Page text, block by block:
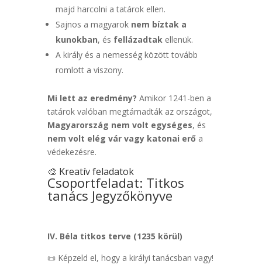
majd harcolni a tatárok ellen.
Sajnos a magyarok nem bíztak a
kunokban, és fellázadtak ellenük.
A király és a nemesség között tovább
romlott a viszony.
Mi lett az eredmény? Amikor 1241-ben a
tatárok valóban megtámadták az országot,
Magyarország nem volt egységes, és
nem volt elég vár vagy katonai erőa
védekezésre.
🎨 Kreatív feladatok
Csoportfeladat: Titkos
tanács Jegyzőkönyve
IV. Béla titkos terve (1235 körül)
📜 Képzeld el, hogy a királyi tanácsban vagy!